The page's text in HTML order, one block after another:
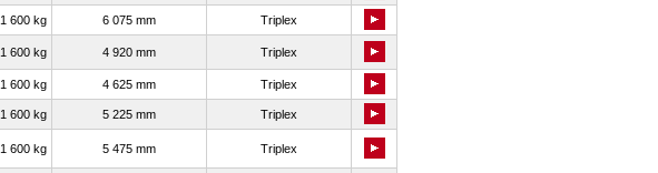
1 600 kg 6 075 mm Triplex
1 600 kg 4 920 mm Triplex
1 600 kg 4 625 mm Triplex
1 600 kg 5 225 mm Triplex
1 600 kg 5 475 mm Triplex